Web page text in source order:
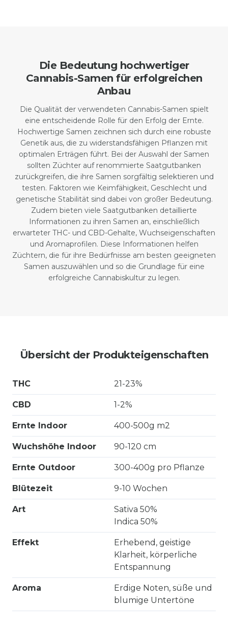
Die Bedeutung hochwertiger
Cannabis-Samen für erfolgreichen
Anbau
Die Qualität der verwendeten Cannabis-Samen spielt
eine entscheidende Rolle für den Erfolg der Ernte.
Hochwertige Samen zeichnen sich durch eine robuste
Genetik aus, die zu widerstandsfähigen Pflanzen mit
optimalen Erträgen führt. Bei der Auswahl der Samen
sollten Züchter auf renommierte Saatgutbanken
zurückgreifen, die ihre Samen sorgfältig selektieren und
testen. Faktoren wie Keimfähigkeit, Geschlecht und
genetische Stabilität sind dabei von großer Bedeutung.
Zudem bieten viele Saatgutbanken detaillierte
Informationen zu ihren Samen an, einschließlich
erwarteter THC- und CBD-Gehalte, Wuchseigenschaften
und Aromaprofilen. Diese Informationen helfen
Züchtern, die für ihre Bedürfnisse am besten geeigneten
Samen auszuwählen und so die Grundlage für eine
erfolgreiche Cannabiskultur zu legen.
Übersicht der Produkteigenschaften
THC 21-23%
CBD 1-2%
Ernte Indoor 400-500g m2
Wuchshöhe Indoor 90-120 cm
Ernte Outdoor 300-400g pro Pflanze
Blütezeit 9-10 Wochen
Art
Sativa 50%
Indica 50%
Effekt
Erhebend, geistige
Klarheit, körperliche
Entspannung
Aroma
Erdige Noten, süße und
blumige Untertöne